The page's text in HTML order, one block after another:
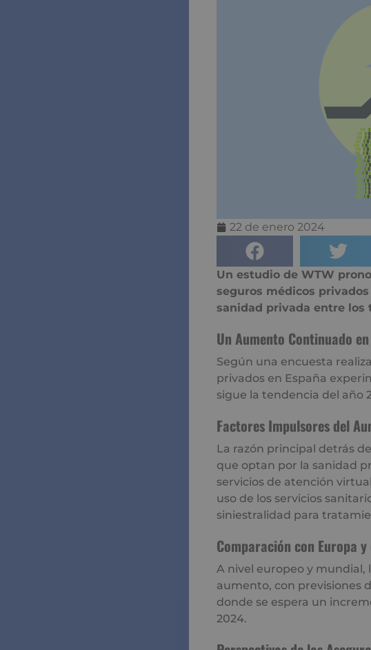
22 de enero 2024
Un estudio de WTW
seguros médicos
sanidad privada entre los
Un Aumento Continuado
Según una encuesta
privados en España
sigue la tendencia del año
Factores Impulsores del
La razón principal detrás
que optan por la sanidad
servicios de atención
uso de los servicios
siniestralidad para
Comparación con Europa y
A nivel europeo y mundial,
aumento, con previsiones
donde se espera un
2024.